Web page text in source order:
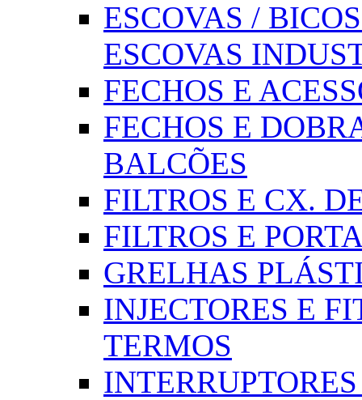
ESCOVAS /
ESCOVAS
FECHOS E
FECHOS E
BALCÕES
FILTROS E CX.
FILTROS E
GRELHAS
INJECTORES E
TERMOS